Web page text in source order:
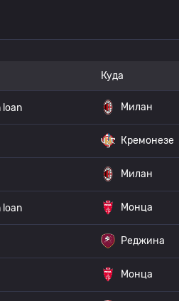
Куда
loan Милан
Кремонезе
Милан
loan Монца
Реджина
Монца